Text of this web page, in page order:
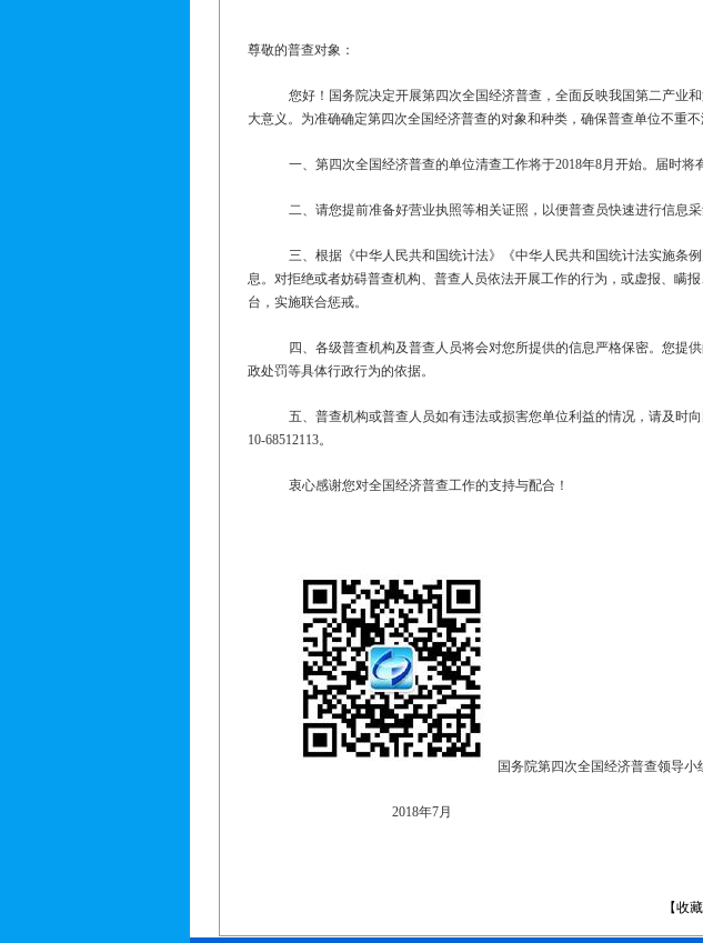
尊敬的普查对象：
您好！国务院决定开展第四次全国经济普查，全面反映我国第二产业
大意义。 为准确确定第四次全国经济普查的对象和种类，确保普查单位不重不
一、第四次全国经济普查的单位清查工作将于2018年8月开始。届时将
二、请您提前准备好营业执照等相关证照，以便普查员快速进行信息
三、根据《中华人民共和国统计法》《中华人民共和国统计法实施条
息。对拒绝或者妨碍普查机构、普查人员依法开展工作的行为，或虚报、瞒
台，实施联合惩戒。
四、各级普查机构及普查人员将会对您所提供的信息严格保密。您提
政处罚等具体行政行为的依据。
五、普查机构或普查人员如有违法或损害您单位利益的情况，请及时
10-68512113。
衷心感谢您对全国经济普查工作的支持与配合！
国务院第四次全国经济普查领导小
2018年7月
【收藏